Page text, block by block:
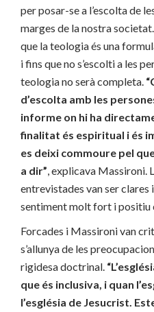
per posar-se a l’escolta de
marges de la nostra
que la teologia és una
i fins que no s’escolti a les
teologia no serà completa.
d’escolta amb les
informe on hi ha
finalitat és espiritual i és
es deixi commoure pel
a dir”, explicava Massironi.
entrevistades van ser clares
sentiment molt fort i positiu
Forcades i Massironi van
s’allunya de les
rigidesa doctrinal.
que és inclusiva, i quan
l’església de Jesucrist.